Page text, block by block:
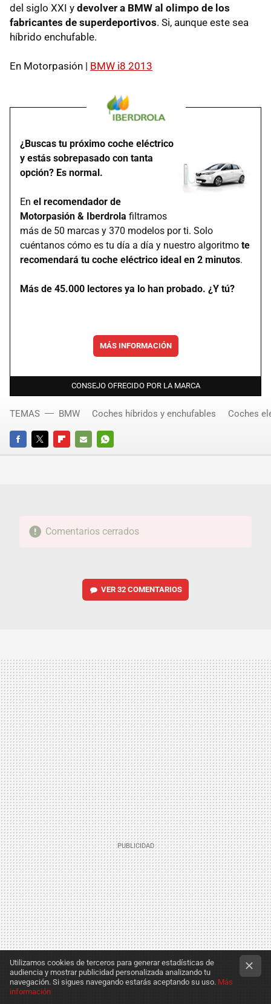
del siglo XXI y devolver a BMW al olimpo de los
fabricantes de superdeportivos. Si, aunque este sea
híbrido enchufable.
En Motorpasión | BMW i8 2013
¿Buscas tu próximo coche eléctrico
y estás sobrepasado con tanta
opción? Es normal.
En el recomendador de
Motorpasión & Iberdrola filtramos
más de 50 marcas y 370 modelos por ti. Solo
cuéntanos cómo es tu día a día y nuestro algoritmo te
recomendará tu coche eléctrico ideal en 2 minutos.
Más de 45.000 lectores ya lo han probado. ¿Y tú?
MÁS INFORMACIÓN
CONSEJO OFRECIDO POR LA MARCA
FACEBOOKTWITTERFLIPBOARD
E-
WHATSAPP
TEMAS BMW Coches híbridos y enchufables Coches
Comentarios cerrados
VER 32 COMENTARIOS
Utilizamos cookies de terceros para generar estadísticas de
audiencia y mostrar publicidad personalizada analizando tu
navegación. Si sigues navegando estarás aceptando su uso. Más
información